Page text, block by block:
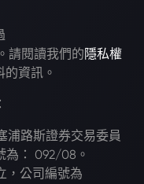
請閱讀我們的 隱私權
的資訊。
浦路斯證券交易委員
為： 092/08。
，公司編號為